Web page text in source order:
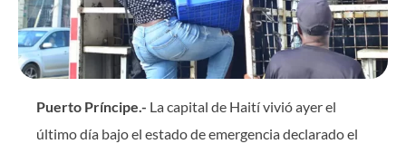
Puerto Príncipe.- La capital de Haití vivió ayer el
último día bajo el estado de emergencia declarado el